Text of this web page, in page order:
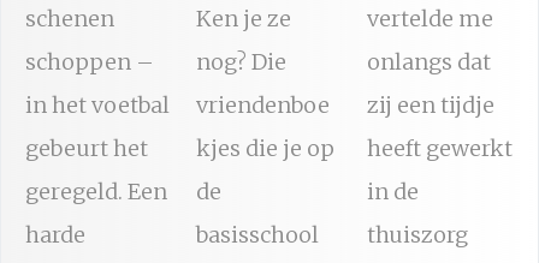
schenen
schoppen –
in het voetbal
gebeurt het
geregeld. Een
harde
Ken je ze
nog? Die
vriendenboe
kjes die je op
de
basisschool
vertelde me
onlangs dat
zij een tijdje
heeft gewerkt
in de
thuiszorg